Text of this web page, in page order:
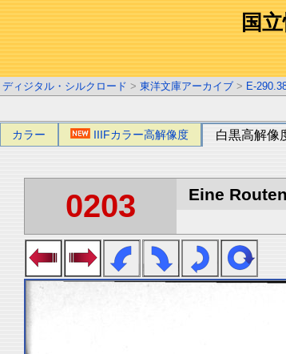
国
ディジタル・シルクロード > 東洋文庫アーカイブ > E-
カラー IIIFカラー高解像度 白黒高解像
0203 Eine